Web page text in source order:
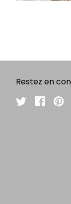
Restez en
Twitter